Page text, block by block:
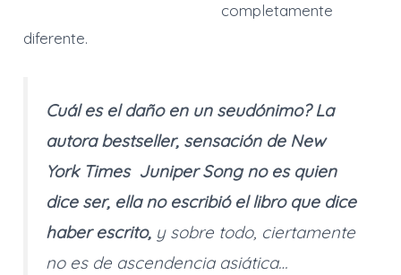
completamente
diferente.
Cuál es el daño en un seudónimo? La
autora bestseller, sensación de New
York TimesJuniper Song no es quien
dice ser, ella no escribió el libro que dice
haber escrito, y sobre todo, ciertamente
no es de ascendencia asiática…